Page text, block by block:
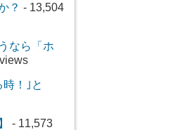
？ - 13,504
なら「ホ
！｣と
- 11,573